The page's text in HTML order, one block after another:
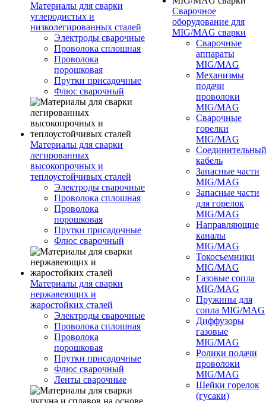
Материалы для сварки
углеродистых и
низколегированных сталей
Электроды сварочные
Проволока сплошная
Проволока
порошковая
Прутки присадочные
Флюс сварочный
Материалы для сварки
легированных
высокопрочных и
теплоустойчивых сталей
Электроды сварочные
Проволока сплошная
Проволока
порошковая
Прутки присадочные
Флюс сварочный
Материалы для сварки
нержавеющих и
жаростойких сталей
Электроды сварочные
Проволока сплошная
Проволока
порошковая
Прутки присадочные
Флюс сварочный
Ленты сварочные
Сварочное
оборудование для
MIG/MAG сварки
Сварочные
аппараты
MIG/MAG
Механизмы
подачи
проволоки
MIG/MAG
Сварочные
горелки
MIG/MAG
Соединительный
кабель
Запасные части
MIG/MAG
Запасные части
для горелок
MIG/MAG
Направляющие
каналы
MIG/MAG
Токосъемники
MIG/MAG
Газовые сопла
MIG/MAG
Пружины для
сопла MIG/MAG
Диффузоры
газовые
MIG/MAG
Ролики подачи
проволоки
MIG/MAG
Шейки горелок
(гусаки)